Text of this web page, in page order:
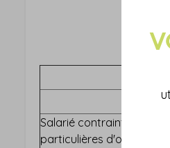
Salarié contraint de
particulières